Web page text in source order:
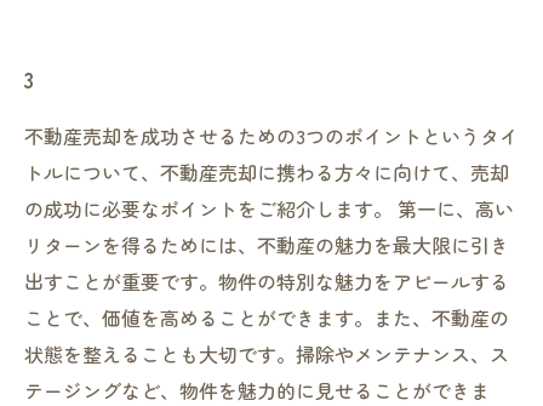
3
不動産売却を成功させるための3つのポイントというタイ
トルについて、不動産売却に携わる方々に向けて、売却
の成功に必要なポイントをご紹介します。 第一に、高い
リターンを得るためには、不動産の魅力を最大限に引き
出すことが重要です。物件の特別な魅力をアピールする
ことで、価値を高めることができます。また、不動産の
状態を整えることも大切です。掃除やメンテナンス、ス
テージングなど、物件を魅力的に見せることができま